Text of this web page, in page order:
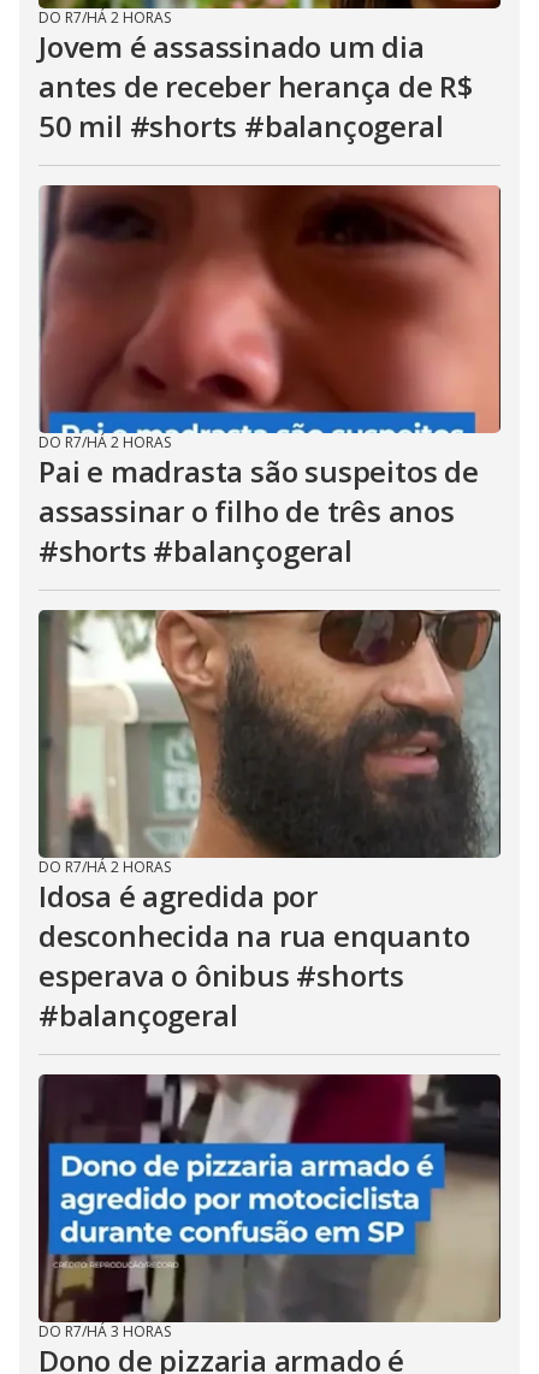
DO R7/HÁ 2 HORAS
Jovem é assassinado um dia
antes de receber herança de R$
50 mil #shorts #balançogeral
DO R7/HÁ 2 HORAS
Pai e madrasta são suspeitos de
assassinar o filho de três anos
#shorts #balançogeral
DO R7/HÁ 2 HORAS
Idosa é agredida por
desconhecida na rua enquanto
esperava o ônibus #shorts
#balançogeral
DO R7/HÁ 3 HORAS
Dono de pizzaria armado é